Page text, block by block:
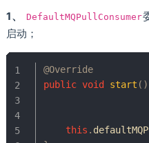
1、 DefaultMQPullConsumer
启动；
@Override
public void start ( )
this .